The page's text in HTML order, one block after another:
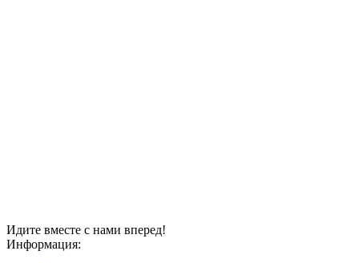
Идите вместе с нами вперед!
Информация: